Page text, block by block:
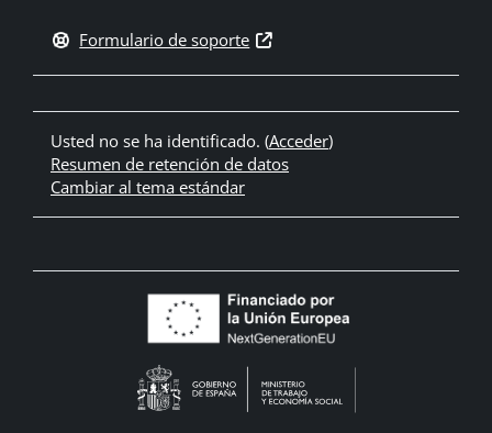
Formulario de soporte
Usted no se ha identificado. (Acceder)
Resumen de retención de datos
Cambiar al tema estándar